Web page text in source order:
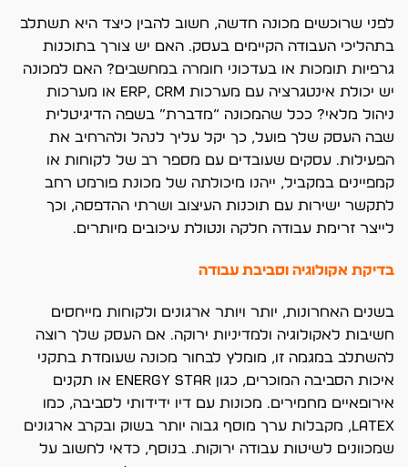
לפני שרוכשים מכונה חדשה, חשוב להבין כיצד היא תשתלב
בתהליכי העבודה הקיימים בעסק. האם יש צורך בתוכנות
גרפיות תומכות או בעדכוני חומרה במחשבים? האם למכונה
יש יכולת אינטגרציה עם מערכות ERP, CRM או מערכות
ניהול מלאי? ככל שהמכונה “מדברת” בשפה הדיגיטלית
שבה העסק שלך פועל, כך יקל עליך לנהל ולהרחיב את
הפעילות. עסקים שעובדים עם מספר רב של לקוחות או
קמפיינים במקביל, ייהנו מיכולתה של מכונת פורמט רחב
לתקשר ישירות עם תוכנות העיצוב ושרתי ההדפסה, וכך
לייצר זרימת עבודה חלקה ונטולת עיכובים מיותרים.
בדיקת אקולוגיה וסביבת עבודה
בשנים האחרונות, יותר ויותר ארגונים ולקוחות מייחסים
חשיבות לאקולוגיה ולמדיניות ירוקה. אם העסק שלך רוצה
להשתלב במגמה זו, מומלץ לבחור מכונה שעומדת בתקני
איכות הסביבה המוכרים, כגון Energy Star או תקנים
אירופאיים מחמירים. מכונות עם דיו ידידותי לסביבה, כמו
Latex, מקבלות ערך מוסף גבוה יותר בשוק ובקרב ארגונים
שמכוונים לשיטות עבודה ירוקות. בנוסף, כדאי לחשוב על